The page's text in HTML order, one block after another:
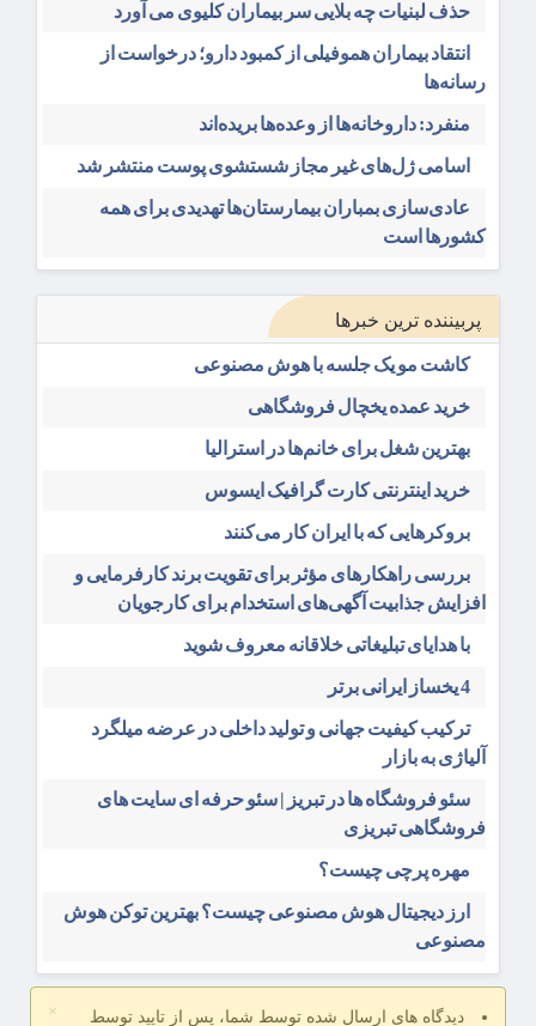
حذف لبنیات چه بلایی سر بیماران کلیوی می آورد
انتقاد بیماران هموفیلی از کمبود دارو؛ درخواست از
رسانه‌ها
منفرد: داروخانه‌ها از وعده‌ها بریده‌اند
اسامی ژل‌های غیر مجاز شستشوی پوست منتشر شد
عادی‌سازی بمباران بیمارستان‌ها تهدیدی برای همه
کشورها است
پربیننده ترین خبرها
کاشت مو یک جلسه با هوش مصنوعی
خرید عمده یخچال فروشگاهی
بهترین شغل برای خانم‌ها در استرالیا
خرید اینترنتی کارت گرافیک ایسوس
بروکرهایی‌ که با ایران کار می‌کنند
بررسی راهکارهای مؤثر برای تقویت برند کارفرمایی و
افزایش جذابیت آگهی‌های استخدام برای کارجویان
با هدایای تبلیغاتی خلاقانه معروف شوید
4 یخساز ایرانی برتر
ترکیب کیفیت جهانی و تولید داخلی در عرضه میلگرد
آلیاژی به بازار
سئو فروشگاه‌ ها در تبریز | سئو حرفه ای سایت های
فروشگاهی تبریزی
مهره پرچی چیست؟
ارز دیجیتال هوش مصنوعی چیست؟ بهترین توکن هوش
مصنوعی
× دیدگاه های ارسال شده توسط شما، پس از تایید توسط